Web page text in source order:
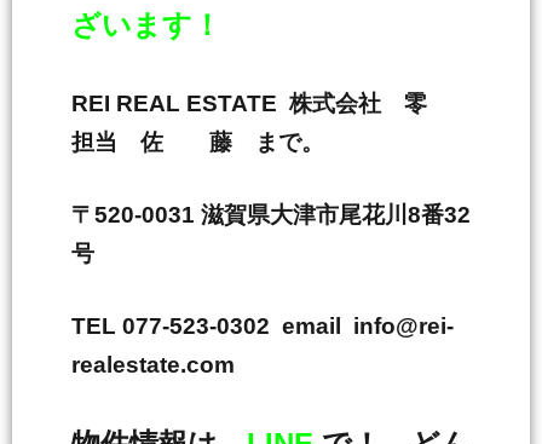
ざいます！
REI REAL ESTATE 株式会社 零
担当 佐 藤 まで。
〒520-0031 滋賀県大津市尾花川8番32
号
TEL 077-523-0302 email info@rei-
realestate.com